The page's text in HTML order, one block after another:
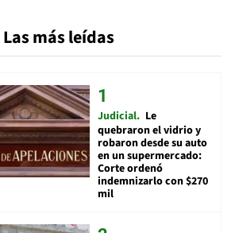
Las más leídas
Judicial Le
quebraron el vidrio y
robaron desde su auto
en un supermercado:
Corte ordenó
indemnizarlo con $270
mil